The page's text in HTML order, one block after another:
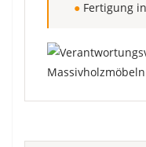
● Fertigung